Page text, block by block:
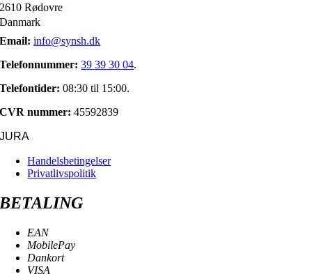
2610 Rødovre
Danmark
Email: info@synsh.dk
Telefonnummer: 39 39 30 04.
Telefontider: 08:30 til 15:00.
CVR nummer: 45592839
JURA
Handelsbetingelser
Privatlivspolitik
BETALING
EAN
MobilePay
Dankort
VISA